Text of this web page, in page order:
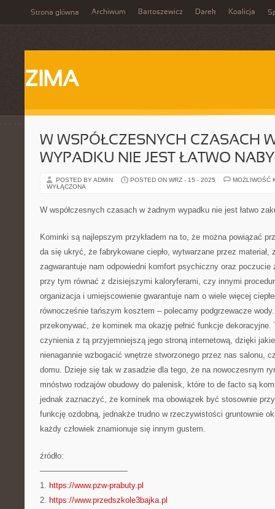
Strona główna Archiwum Bartoszewicz Darek Koalicja
ZIMA
W WSPÓŁCZESNYCH CZASACH
WYPADKU NIE JEST ŁATWO
POSTED BY ADMIN POSTED ON WRZ - 15 - 2025
MOŻLIWOŚĆ
WYŁĄCZONA
W współczesnych czasach w żadnym wypadku nie jest łatwo
Kominki są najlepszym przykładem na to, że można powiązać
da się ukryć, że fabrykowane ciepło, wytwarzane przez
zagwarantuje nam odpowiedni komfort psychiczny oraz poczucie
przy tym równać z dzisiejszymi kaloryferami, czy innymi
organizacja i umiejscowienie gwarantuje nam o wiele więcej
równocześnie tańszym kosztem – polecamy podgrzewacze
przekonywać, że kominek ma okazję pełnić funkcje
czynienia z tą przyjemniejszą jego stroną internetową, dzięki
nienagannie wzbogacić wnętrze stworzonego przez nas salonu,
domu. Dzieje się tak w zasadzie dla tego, że na nowoczesnym
mnóstwo rodzajów obudowy do palenisk, które to de facto są
jednak zaznaczyć, że kominek ma obowiązek być stosownie
funkcję ozdobną, jednakże trudno w rzeczywistości gruntownie
każdy człowiek znamionuje się innym gustem.
źródło:
———————————
1. https://www.pzw-prabuty.pl
2. https://www.przedszkole3bajka.pl